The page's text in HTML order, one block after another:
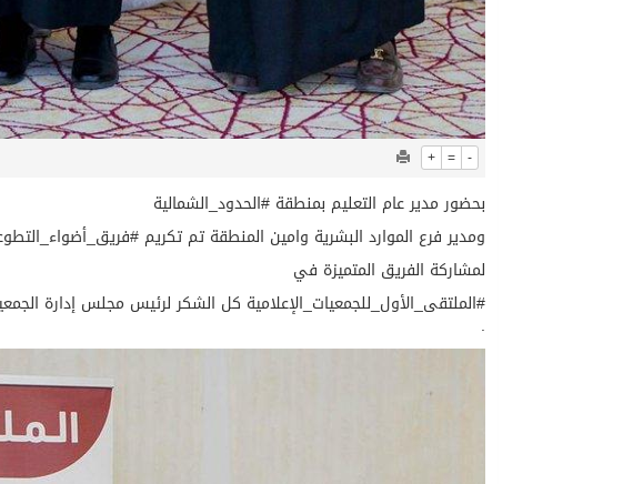
+ = -
‏بحضور مدير عام التعليم بمنطقة ‎#الحدود_الشمالية
ومدير فرع الموارد البشرية وامين المنطقة تم تكريم ‎#فريق_أضواء_التطوعي من ‎@EalamNorth
لمشاركة الفريق المتميزة في
.